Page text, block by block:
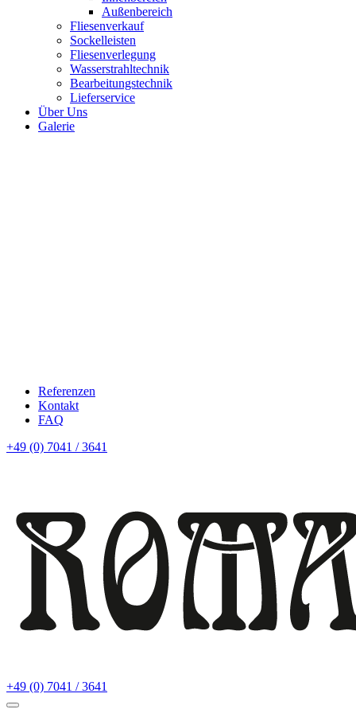
Außenbereich
Fliesenverkauf
Sockelleisten
Fliesenverlegung
Wasserstrahltechnik
Bearbeitungstechnik
Lieferservice
Über Uns
Galerie
Referenzen
Kontakt
FAQ
+49 (0) 7041 / 3641
+49 (0) 7041 / 3641